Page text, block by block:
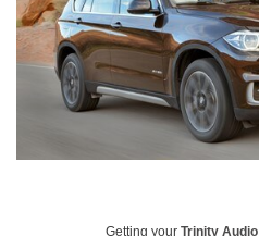
Getting your Trinity Audio